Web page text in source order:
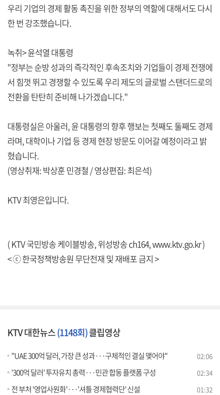
우리 기업의 경제 활동 촉진을 위한 정부의 역할에 대해서도 다시
한 번 강조했습니다.
녹취> 윤석열 대통령
"정부는 순방 성과의 즉각적인 후속조치와 기업들이 경제 전쟁에
서 힘껏 뛰고 경쟁할 수 있도록 우리 제도의 글로벌 스탠더드로의
전환을 탄탄히 준비해 나가겠습니다."
대통령실은 아울러, 윤 대통령의 향후 행보는 첫째도 둘째도 경제
라며, 대학이나 기업 등 경제 현장 방문도 이어갈 예정이라고 밝
혔습니다.
(영상취재: 박상훈 민경철 / 영상편집: 최은석)
KTV 최영은입니다.
( KTV 국민방송 케이블방송, 위성방송 ch164,www.ktv.go.kr)
< ⓒ 한국정책방송원 무단전재 및 재배포 금지 >
KTV 대한뉴스(1148회)클립영상
"UAE 300억 달러, 가장 큰 성과···구체적인 결실 맺어야" 02:06
'300억 달러' 투자유치 총력···민관 합동 플랫폼 구성 02:34
전 부처 '영업사원화'···'셔틀 경제협력단' 신설 01:32